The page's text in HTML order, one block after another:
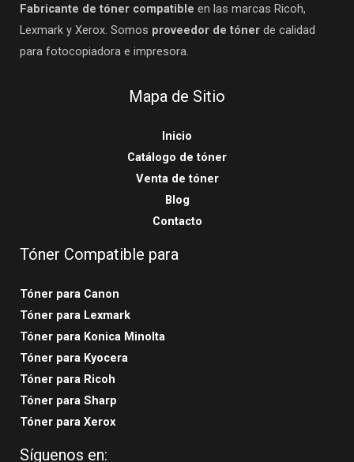
Fabricante de tóner compatible en las marcas Ricoh,
Lexmark y Xerox. Somos proveedor de tóner de calidad
para fotocopiadora e impresora.
Mapa de Sitio
Inicio
Catálogo de tóner
Venta de tóner
Blog
Contacto
Tóner Compatible para
Tóner para Canon
Tóner para Lexmark
Tóner para Konica Minolta
Tóner para Kyocera
Tóner para Ricoh
Tóner para Sharp
Tóner para Xerox
Síguenos en: